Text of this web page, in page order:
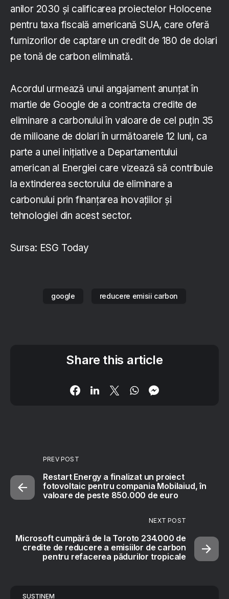
anilor 2030 și calificarea proiectelor Holocene
pentru taxa fiscală americană SUA, care oferă
furnizorilor de captare un credit de 180 de dolari
pe tonă de carbon eliminată.
Acordul urmează unui angajament anunțat în
martie de Google de a contracta credite de
eliminare a carbonului în valoare de cel puțin 35
de milioane de dolari în următoarele 12 luni, ca
parte a unei inițiative a Departamentului
american al Energiei care vizează să contribuie
la extinderea sectorului de eliminare a
carbonului prin finanțarea inovațiilor și
tehnologiei din acest sector.
Sursa: ESG Today
google reducere emisii carbon
Share this article
PREV POST
Restart Energy a finalizat un proiect
fotovoltaic pentru compania Mobilaiud, în
valoare de peste 850.000 de euro
NEXT POST
Microsoft cumpără de la Toroto 234.000 de
credite de reducere a emisiilor de carbon
pentru refacerea pădurilor tropicale
SUSȚINEM